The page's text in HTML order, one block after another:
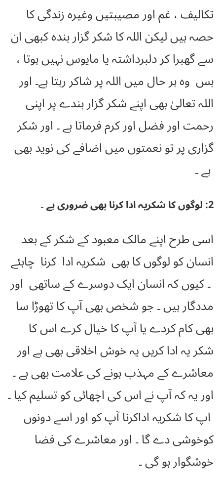
تکالیف ، غم اور مصیبتیں وغیرہ زندگی کا
حصہ ہیں لیکن اللہ کا شکر گزار بندہ کبھی ان
سے گھبرا کر دلبرداشتہ یا مایوس نہیں ہوتا ،
بس وہ ہر حال میں اللہ پر شاکر رہتا ہے۔ اور
اللہ تعالیٰ بھی اپنے شکر گزار بندے پر اپنی
رحمت اور فضل اور کرم فرماتا ہے ۔ اور شکر
گزاری پر تو نعمتوں میں اضافے کی نوید بھی
ہے ۔
2: لوگوں کا شکریہ ادا کرنا بھی ضروری ہے ۔
اسی طرح اپنے مالک معبود کے شکر کے بعد
انسان کو لوگوں کا بھی شکریہ ادا کرنا چاہئے
۔ کیوں کہ انسان ایک دوسرے کے ساتھی اور
مددگار ہیں ۔ جو شخص بھی آپ کا تھوڑا سا
بھی کام کردے یا آپ کا خیال کرے اس کا
شکر یہ ادا کریں یہ خوش اخلاقی بھی ہے اور
معاشرے کے مہذب ہونے کی علامت بھی ہے ۔
اور یہ کہ آپ نے اس کی اچھائی کو تسلیم کیا ۔
اپ کا شکریہ اداکرنا آپ کو اور اسے دونوں
کوخوشی دے گا ۔ اور معاشرے کی فضا
خوشگوار ہو گی ۔